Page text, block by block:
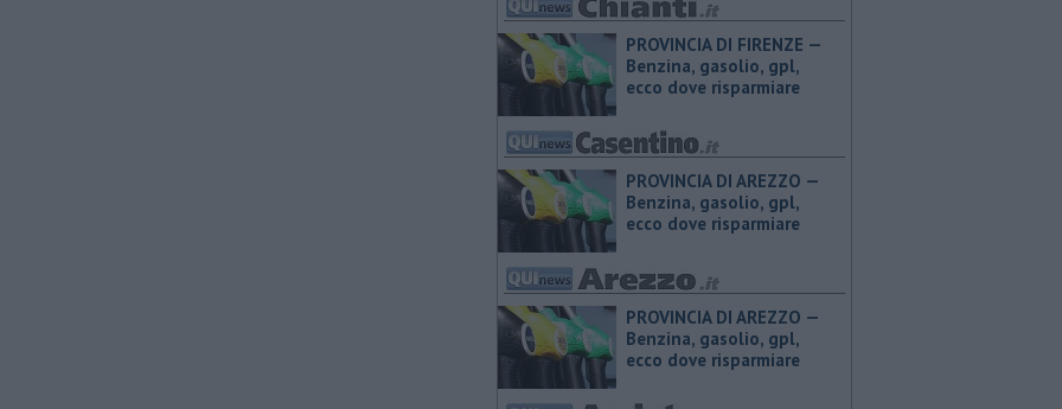
PROVINCIA DI FIRENZE — ​
Benzina, gasolio, gpl,
ecco dove risparmiare
PROVINCIA DI AREZZO — ​
Benzina, gasolio, gpl,
ecco dove risparmiare
PROVINCIA DI AREZZO — ​
Benzina, gasolio, gpl,
ecco dove risparmiare